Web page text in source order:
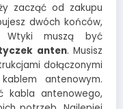
zacząć od zakupu
dwóch końców,
muszą być
anten. Musisz
dołączonymi
antenowym.
kabla antenowego,